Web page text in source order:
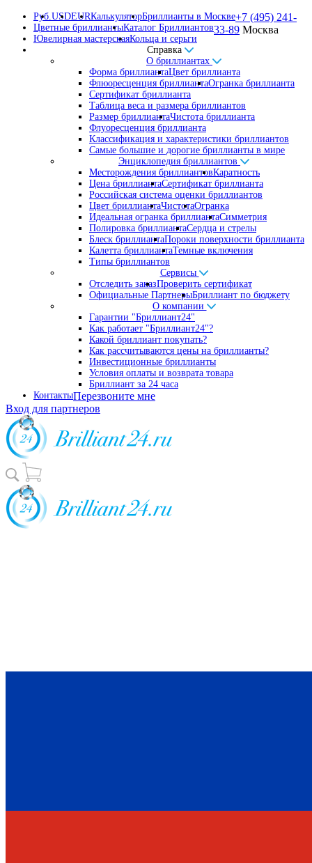
Руб.USDEURКалькуляторБриллианты в Москве
Цветные бриллиантыКаталог Бриллиантов
Ювелирная мастерскаяКольца и серьги
Справка
О бриллиантах
Форма бриллиантаЦвет бриллианта
Флюоресценция бриллиантаОгранка бриллианта
Сертификат бриллианта
Таблица веса и размера бриллиантов
Размер бриллиантаЧистота бриллианта
Флуоресценция бриллианта
Классификация и характеристики бриллиантов
Самые большие и дорогие бриллианты в мире
Энциклопедия бриллиантов
Месторождения бриллиантовКаратность
Цена бриллиантаСертификат бриллианта
Российская система оценки бриллиантов
Цвет бриллиантаЧистотаОгранка
Идеальная огранка бриллиантаСимметрия
Полировка бриллиантаСердца и стрелы
Блеск бриллиантаПороки поверхности бриллианта
Калетта бриллиантаТемные включения
Типы бриллиантов
Сервисы
Отследить заказПроверить сертификат
Официальные ПартнерыБриллиант по бюджету
О компании
Гарантии "Бриллиант24"
Как работает "Бриллиант24"?
Какой бриллиант покупать?
Как рассчитываются цены на бриллианты?
Инвестиционные бриллианты
Условия оплаты и возврата товара
Бриллиант за 24 часа
Контакты
+7 (495) 241-
33-89 Москва
Перезвоните мне
Вход для партнеров